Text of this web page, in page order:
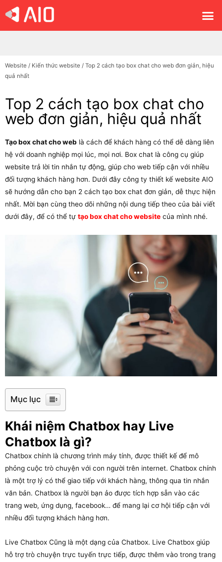
Website / Kiến thức website / Top 2 cách tạo box chat cho web đơn giản, hiệu
quả nhất
Top 2 cách tạo box chat cho
web đơn giản, hiệu quả nhất
Tạo box chat cho web là cách để khách hàng có thể dễ dàng liên
hệ với doanh nghiệp mọi lúc, mọi nơi. Box chat là công cụ giúp
website trả lời tin nhắn tự động, giúp cho web tiếp cận với nhiều
đối tượng khách hàng hơn. Dưới đây công ty thiết kế website AIO
sẽ hướng dẫn cho bạn 2 cách tạo box chat đơn giản, dễ thực hiện
nhất. Mời bạn cùng theo dõi những nội dung tiếp theo của bài viết
dưới đây, để có thể tự tạo box chat cho website của mình nhé.
Mục lục
Khái niệm Chatbox hay Live
Chatbox là gì?
Chatbox chính là chương trình máy tính, được thiết kế để mô
phỏng cuộc trò chuyện với con người trên internet. Chatbox chính
là một trợ lý có thể giao tiếp với khách hàng, thông qua tin nhắn
văn bản. Chatbox là người bạn ảo được tích hợp sẵn vào các
trang web, ứng dụng, facebook… để mang lại cơ hội tiếp cận với
nhiều đối tượng khách hàng hơn.
Live Chatbox Cũng là một dạng của Chatbox. Live Chatbox giúp
hỗ trợ trò chuyện trực tuyến trực tiếp, được thêm vào trong trang